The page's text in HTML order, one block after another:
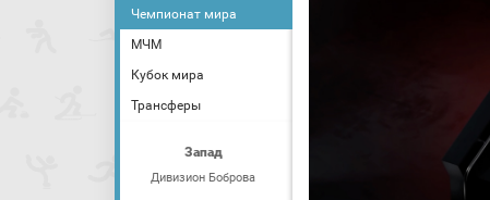
Чемпионат мира
МЧМ
Кубок мира
Трансферы
Запад
Дивизион Боброва